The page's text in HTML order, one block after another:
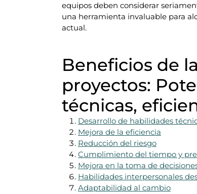
equipos deben considerar
una herramienta invaluable para
actual.
Beneficios de
proyectos:
técnicas,
Desarrollo de habilidades
Mejora de la eficiencia
Reducción del riesgo
Cumplimiento del tiempo y
Mejora en la toma de
Habilidades interpersonales
Adaptabilidad al cambio